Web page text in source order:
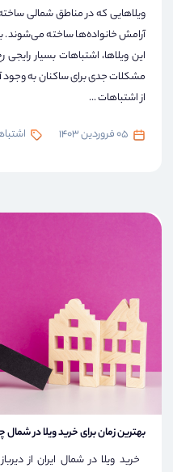
ویلاهایی که در مناطق شمالی
آرامش خانواده‌ها ساخته می‌شوند.
این ویلاها، اشتباهات بسیار
مشکلات جدی برای ساکنان به وجود
از اشتباهات ...
05 فروردین 1403
بهترین زمان برای خرید ویلا در
خرید ویلا در شمال ایران از